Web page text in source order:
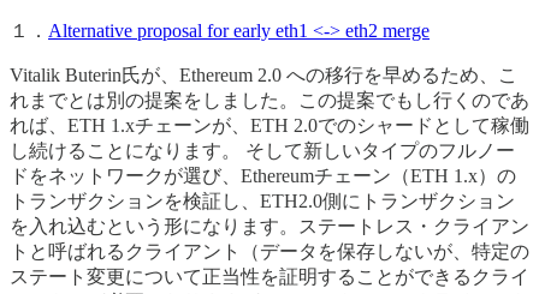
１． Alternative proposal for early eth1 <-> eth2 merge
Vitalik Buterin氏が、Ethereum 2.0 への移行を早めるため、こ
れまでとは別の提案をしました。この提案でもし行くのであ
れば、ETH 1.xチェーンが、ETH 2.0でのシャードとして稼働
し続けることになります。 そして新しいタイプのフルノー
ドをネットワークが選び、Ethereumチェーン（ETH 1.x）の
トランザクションを検証し、ETH2.0側にトランザクション
を入れ込むという形になります。ステートレス・クライアン
トと呼ばれるクライアント（データを保存しないが、特定の
ステート変更について正当性を証明することができるクライ